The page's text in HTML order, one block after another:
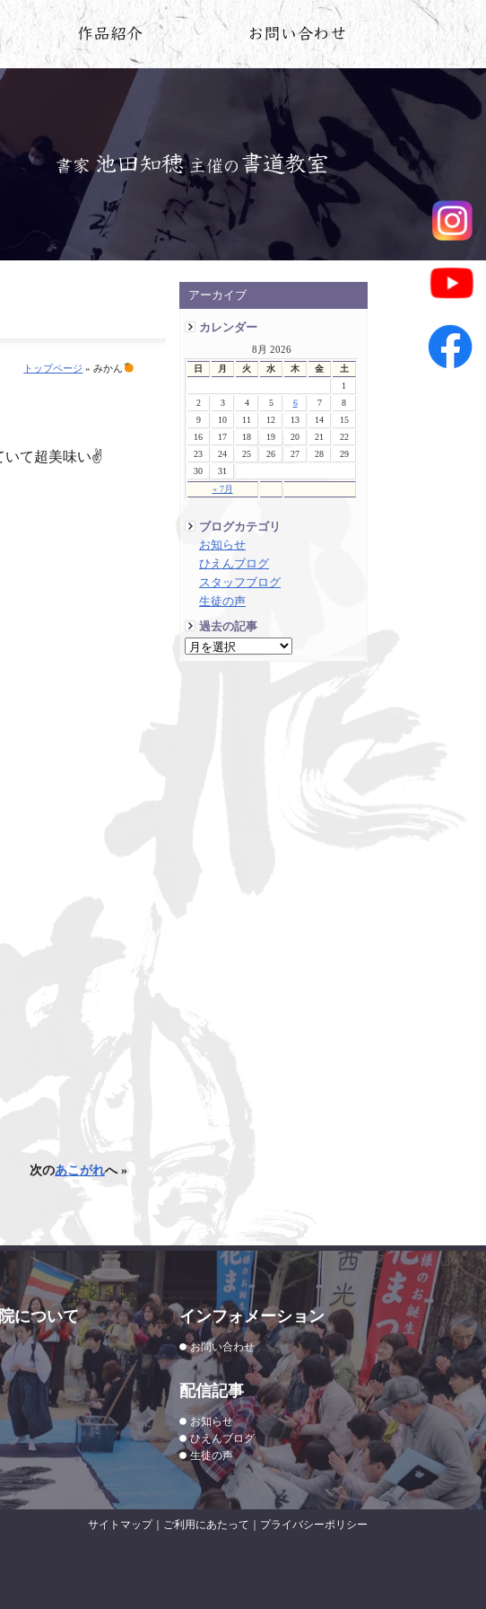
アーカイブ
カレンダー
8月 2026
日 月 火 水 木 金 土
« 7月
1
2
3 4 5 6 7
8
9
10 11 12 13 14
15
16
17 18 19 20 21
22
23
24 25 26 27 28
29
30
31
ブログカテゴリ
お知らせ
ひえんブログ
スタッフブログ
生徒の声
過去の記事
トップページ » みかん
いて超美味い✌️
次のあこがれへ »
について インフォメーション
お問い合わせ
配信記事
お知らせ
ひえんブログ
生徒の声
サイトマップ｜ ご利用にあたって プライバシーポリシー